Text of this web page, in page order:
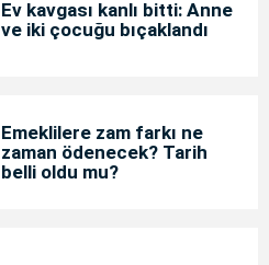
Ev kavgası kanlı bitti: Anne
ve iki çocuğu bıçaklandı
Emeklilere zam farkı ne
zaman ödenecek? Tarih
belli oldu mu?